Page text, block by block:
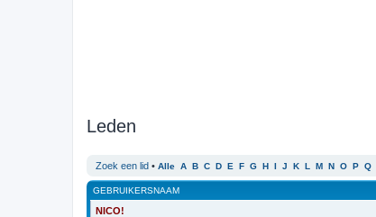
Leden
Zoek een lid • Alle A B C D E F G H I J K L M N O P Q
GEBRUIKERSNAAM
NICO!